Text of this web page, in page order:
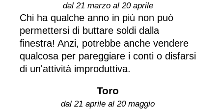
dal 21 marzo al 20 aprile
Chi ha qualche anno in più non può
permettersi di buttare soldi dalla
finestra! Anzi, potrebbe anche vendere
qualcosa per pareggiare i conti o disfarsi
di un'attività improduttiva.
Toro
dal 21 aprile al 20 maggio